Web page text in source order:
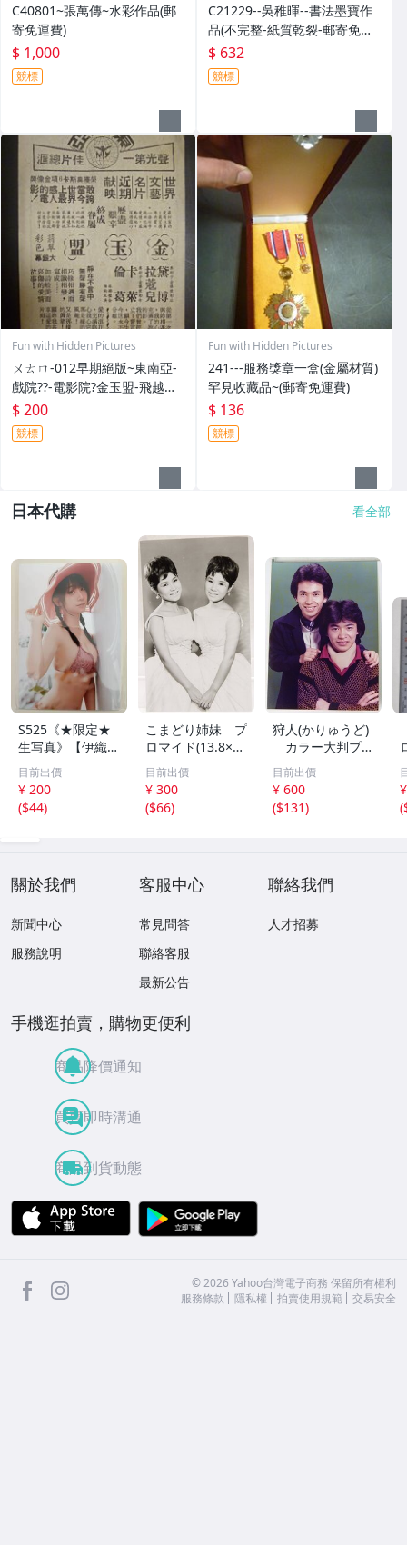
C40801~張萬傳~水彩作品(郵
寄免運費)
$ 1,000
競標
C21229--吳稚暉--書法墨寶作
品(不完整-紙質乾裂-郵寄免運
費)
$ 632
競標
Fun with Hidden Pictures
ㄨㄊㄇ-012早期絕版~東南亞-
戲院??-電影院?金玉盟-飛越杜
鵑窩(紙質乾裂-不完整一律郵
寄免運費)相關原版-電影本事
$ 200
競標
Fun with Hidden Pictures
241---服務獎章一盒(金屬材質)
罕見收藏品~(郵寄免運費)
$ 136
競標
日本代購 看全部
S525《★限定★
生写真》【伊織も
え】ビッグコミッ
クスピリッツ 202
6年8月3日号 ★セ
ブンネット限定特
目前出價
¥ 200
($44)
こまどり姉妹 プ
ロマイド(13.8×8.
5cm) 1枚●bn.4
6
目前出價
¥ 300
($66)
狩人(かりゅうど)
カラー大判プロ
マイド(18×13cm)
1枚●bn.48
目前出價
¥ 600
($131)
(
關於我們
新聞中心
服務說明
客服中心
常見問答
聯絡客服
最新公告
聯絡我們
人才招募
手機逛拍賣，購物更便利
商品降價通知
買賣即時溝通
商品到貨動態
APP Store
facebook ©2026 Yahoo台灣電子商務 保留所有權利
服務條款
隱私權 拍賣使用規範 交易安全